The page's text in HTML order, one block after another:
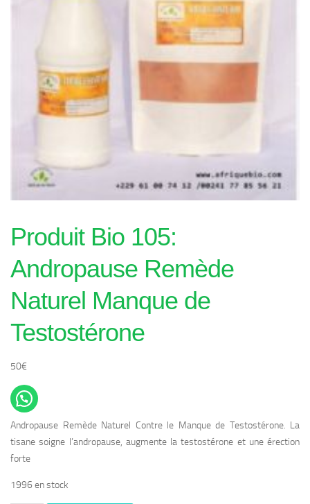
Produit Bio 105:
Andropause Remède
Naturel Manque de
Testostérone
50€
Andropause Remède Naturel Contre le Manque de Testostérone. La
tisane soigne l’andropause, augmente la testostérone et une érection
forte
1996 en stock